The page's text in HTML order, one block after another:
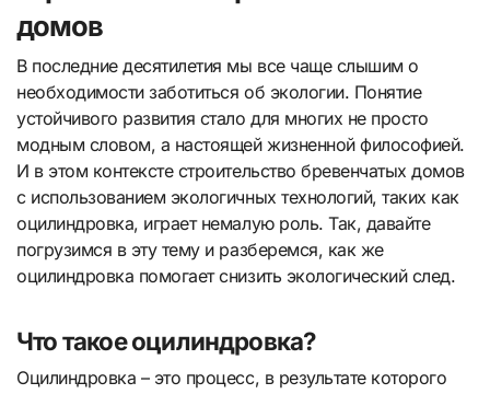
домов
В последние десятилетия мы все чаще слышим о
необходимости заботиться об экологии. Понятие
устойчивого развития стало для многих не просто
модным словом, а настоящей жизненной философией.
И в этом контексте строительство бревенчатых домов
с использованием экологичных технологий, таких как
оцилиндровка, играет немалую роль. Так, давайте
погрузимся в эту тему и разберемся, как же
оцилиндровка помогает снизить экологический след.
Что такое оцилиндровка?
Оцилиндровка – это процесс, в результате которого